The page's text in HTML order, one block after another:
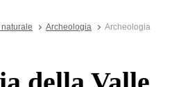
Archeologia
Archeologia